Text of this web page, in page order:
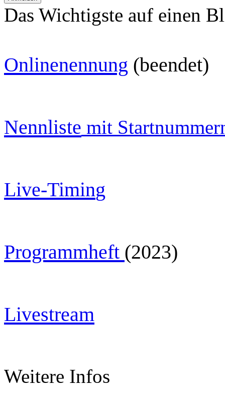
Das Wichtigste auf einen
Onlinenennung (beendet)
Nennliste mit
Live-Timing
Programmheft (2023)
Livestream
Weitere Infos